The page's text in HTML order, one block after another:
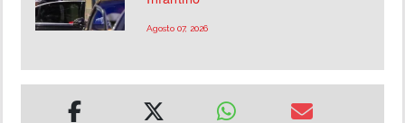
Agosto 07, 2026